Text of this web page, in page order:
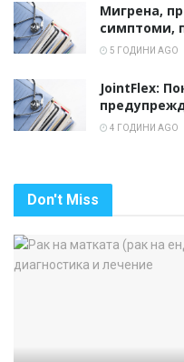
Мигрена,
симптоми,
5 ГОДИНИ AGO
JointFlex:
4 ГОДИНИ AGO
Don't Miss